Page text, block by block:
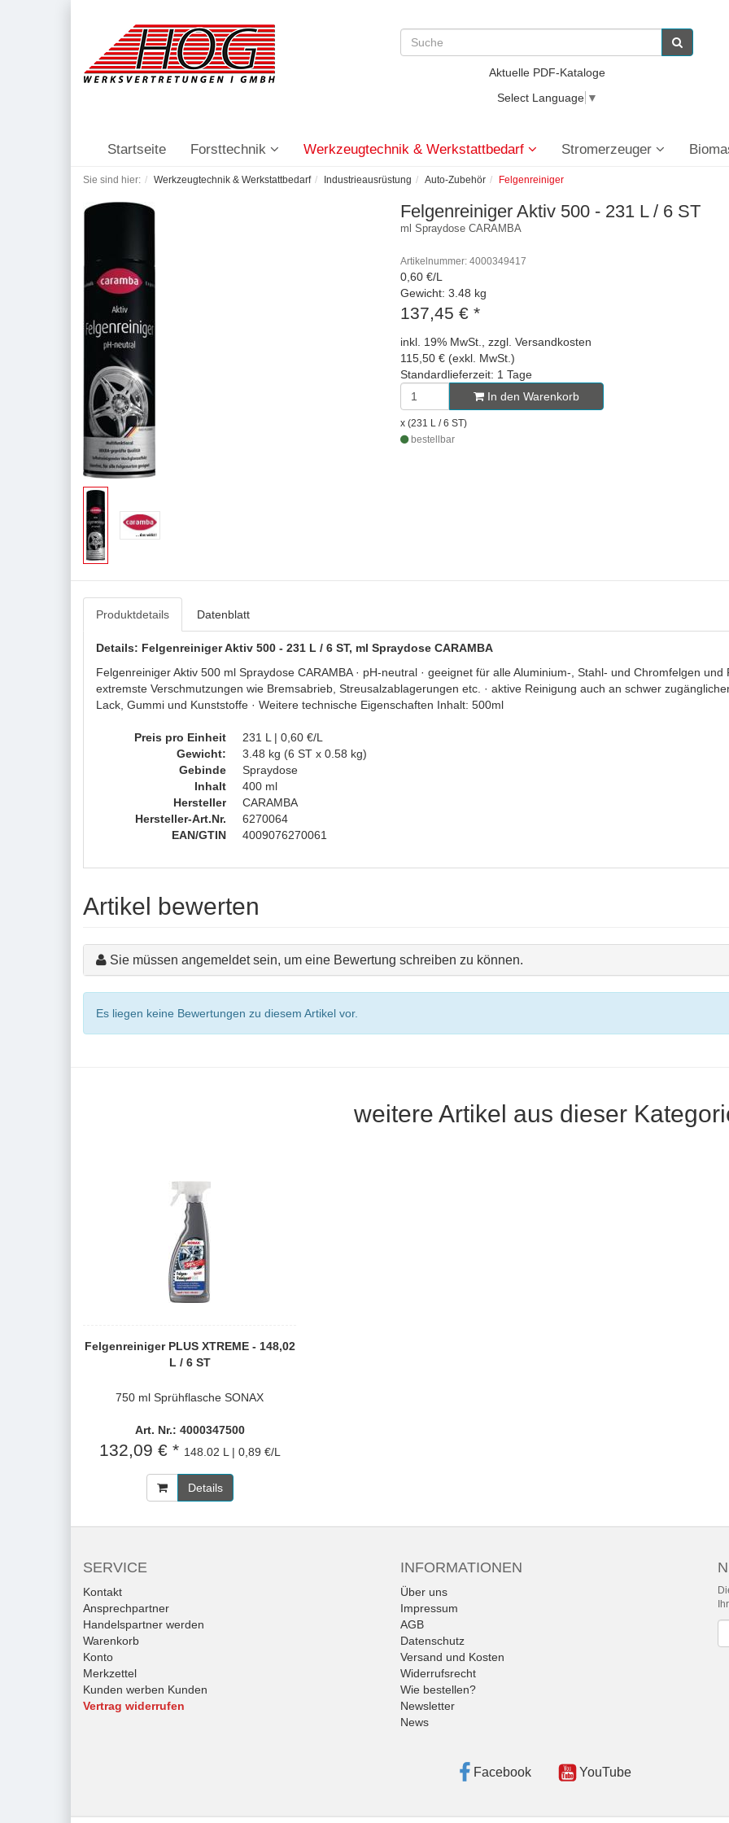
Aktuelle PDF-Kataloge
Select Language ▼
Startseite Forsttechnik Werkzeugtechnik & Werkstattbedarf Stromerzeuger
Sie sind hier: Werkzeugtechnik & Werkstattbedarf Industrieausrüstung Auto-Zubehör Felgenreiniger
Felgenreiniger Aktiv 500 - 231 L / 6 ST
ml Spraydose CARAMBA
Artikelnummer: 4000349417
0,60 €/L
Gewicht: 3.48 kg
137,45 € *
inkl. 19% MwSt., zzgl. Versandkosten
115,50 € (exkl. MwSt.)
Standardlieferzeit: 1 Tage
In den Warenkorb
x (231 L / 6 ST)
bestellbar
Produktdetails Datenblatt
Details: Felgenreiniger Aktiv 500 - 231 L / 6 ST, ml Spraydose CARAMBA
Felgenreiniger Aktiv 500 ml Spraydose CARAMBA · pH-neutral · geeignet für alle Aluminium-, Stahl- und Chromfelgen
extremste Verschmutzungen wie Bremsabrieb, Streusalzablagerungen etc. · aktive Reinigung auch an schwer
Lack, Gummi und Kunststoffe · Weitere technische Eigenschaften Inhalt: 500ml
Preis pro Einheit
231 L | 0,60 €/L
Gewicht:
3.48 kg (6 ST x 0.58 kg)
Gebinde
Spraydose
Inhalt
400 ml
Hersteller
CARAMBA
Hersteller-Art.Nr.
6270064
EAN/GTIN
4009076270061
Artikel bewerten
Sie müssen angemeldet sein, um eine Bewertung schreiben zu können.
Es liegen keine Bewertungen zu diesem Artikel vor.
weitere Artikel aus dieser
Felgenreiniger PLUS XTREME - 148,02
L / 6 ST
750 ml Sprühflasche SONAX
Art. Nr.: 4000347500
132,09 € * 148.02 L | 0,89 €/L
Details
SERVICE
Kontakt
Ansprechpartner
Handelspartner werden
Warenkorb
Konto
Merkzettel
Kunden werben Kunden
Vertrag widerrufen
INFORMATIONEN
Über uns
Impressum
AGB
Datenschutz
Versand und Kosten
Widerrufsrecht
Wie bestellen?
Newsletter
News
Facebook YouTube